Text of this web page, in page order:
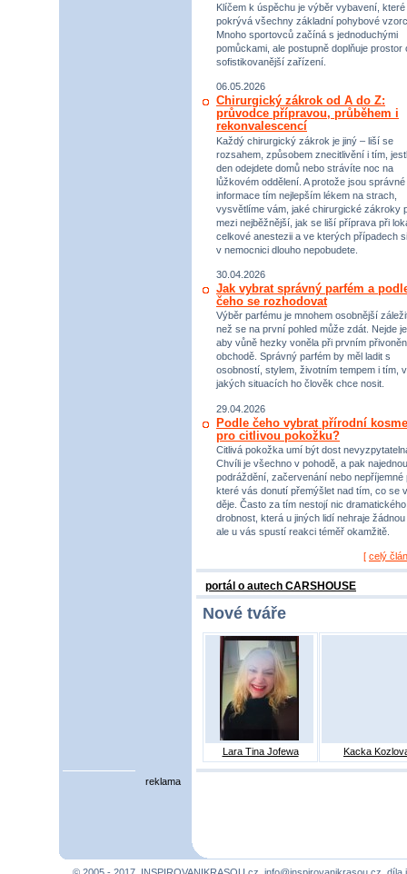
Klíčem k úspěchu je výběr vybavení, které
pokrývá všechny základní pohybové
Mnoho sportovců začíná s jednoduchými
pomůckami, ale postupně doplňuje prostor
sofistikovanější zařízení.
06.05.2026
Chirurgický zákrok od A do Z:
průvodce přípravou, průběhem i
rekonvalescencí
Každý chirurgický zákrok je jiný – liší se
rozsahem, způsobem znecitlivění i tím,
den odejdete domů nebo strávíte noc na
lůžkovém oddělení. A protože jsou správné
informace tím nejlepším lékem na strach,
vysvětlíme vám, jaké chirurgické zákroky
mezi nejběžnější, jak se liší příprava při
celkové anestezii a ve kterých případech si
v nemocnici dlouho nepobudete.
30.04.2026
Jak vybrat správný parfém a
čeho se rozhodovat
Výběr parfému je mnohem osobnější
než se na první pohled může zdát. Nejde
aby vůně hezky voněla při prvním
obchodě. Správný parfém by měl ladit s
osobností, stylem, životním tempem i tím, v
jakých situacích ho člověk chce nosit.
29.04.2026
Podle čeho vybrat přírodní
pro citlivou pokožku?
Citlivá pokožka umí být dost
Chvíli je všechno v pohodě, a pak
podráždění, začervenání nebo nepříjemné
které vás donutí přemýšlet nad tím, co se
děje. Často za tím nestojí nic
drobnost, která u jiných lidí nehraje žádnou
ale u vás spustí reakci téměř okamžitě.
[ celý
portál o autech CARSHOUSE
Nové tváře
Lara Tina Jofewa Kacka
reklama